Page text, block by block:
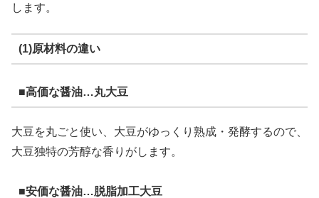
します。
(1)原材料の違い
■高価な醤油…丸大豆
大豆を丸ごと使い、大豆がゆっくり熟成・発酵するので、
大豆独特の芳醇な香りがします。
■安価な醤油…脱脂加工大豆